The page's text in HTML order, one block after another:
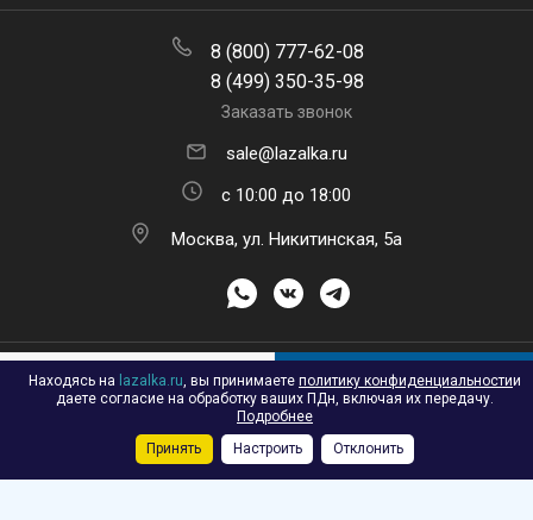
В КОРЗИНУ
8 (800) 777-62-08
8 (499) 350-35-98
Заказать звонок
sale@lazalka.ru
с 10:00 до 18:00
Москва, ул. Никитинская, 5а
ПОДПИСАТЬСЯ НА РАССЫЛКУ
Находясь на lazalka.ru, вы принимаете политику конфиденциальностии
даете согласие на обработку ваших ПДн, включая их передачу.
Подробнее
Принять
Настроить Отклонить
Акции Корзина Контакты Сравнение